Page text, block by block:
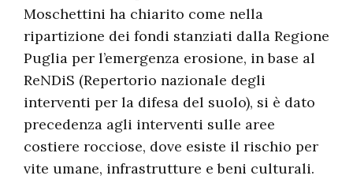
Moschettini ha chiarito come nella
ripartizione dei fondi stanziati dalla Regione
Puglia per l’emergenza erosione, in base al
ReNDiS (Repertorio nazionale degli
interventi per la difesa del suolo), si è dato
precedenza agli interventi sulle aree
costiere rocciose, dove esiste il rischio per
vite umane, infrastrutture e beni culturali.